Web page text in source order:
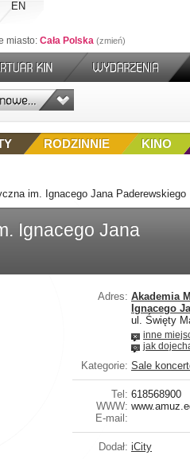
EN
miasto: Cała Polska zmień
KINO
RODZINNIE
im. Ignacego Jana Paderewskiego
Ignacego Jana
Adres: Akademia
Ignacego
ul. Święty
inne
jak
Kategorie: Sale
Tel: 618568900
WWW:
E-mail:
Dodał: iCity